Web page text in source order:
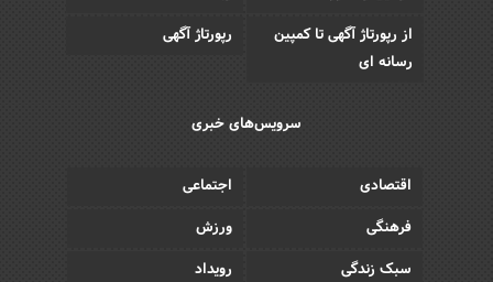
از رپورتاژ آگهی تا کمپین
رسانه ای
رپورتاژ آگهی
سرویس‌های خبری
اقتصادی
اجتماعی
فرهنگی
ورزش
سبک زندگی
رویداد